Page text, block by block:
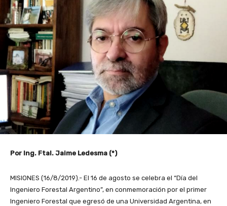
Por Ing. Ftal. Jaime Ledesma (*)
MISIONES (16/8/2019).- El 16 de agosto se celebra el “Día del
Ingeniero Forestal Argentino”, en conmemoración por el primer
Ingeniero Forestal que egresó de una Universidad Argentina, en